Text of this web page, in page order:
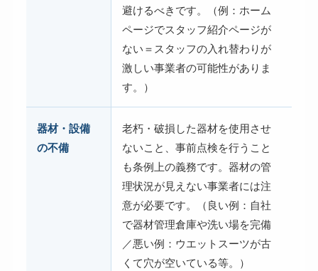
避けるべきです。（例：ホーム
ページでスタッフ紹介ページが
ない＝スタッフの入れ替わりが
激しい事業者の可能性がありま
す。）
器材・設備
の不備
老朽・破損した器材を使用させ
ないこと、事前点検を行うこと
も条例上の義務です。器材の管
理状況が見えない事業者には注
意が必要です。（良い例：自社
で器材管理倉庫や洗い場を完備
／悪い例：ウエットスーツが古
くて穴が空いている等。）